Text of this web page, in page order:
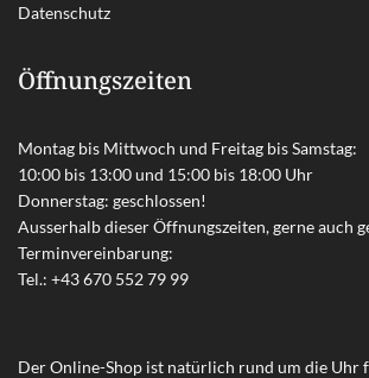
Datenschutz
Öffnungszeiten
Montag bis Mittwoch und Freitag bis Samstag:
10:00 bis 13:00 und 15:00 bis 18:00 Uhr
Donnerstag: geschlossen!
Ausserhalb dieser Öffnungszeiten, gerne auch
Terminvereinbarung:
Tel.: +43 670 552 79 99
Der Online-Shop ist natürlich rund um die Uhr